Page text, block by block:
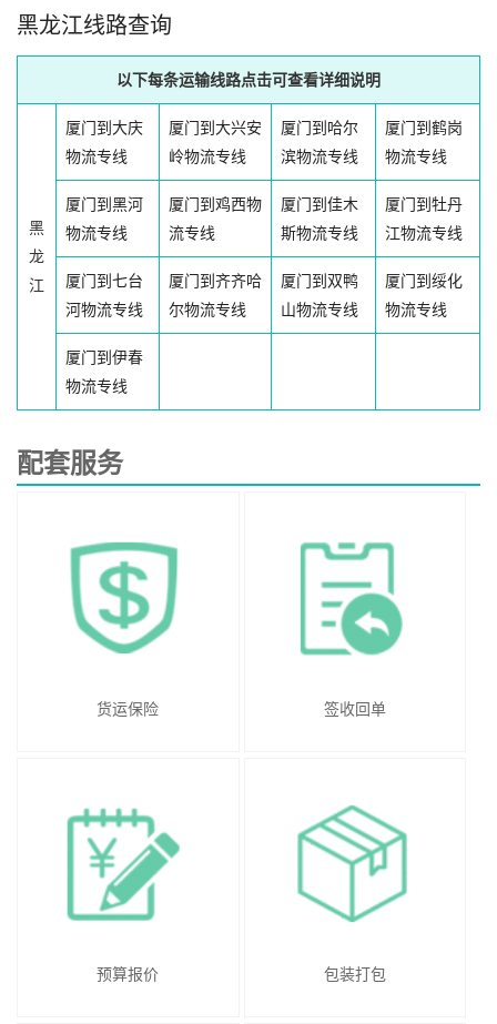
黑龙江线路查询
以下每条运输线路点击可查看详细说明
黑
龙
江
厦门到大庆
物流专线
厦门到大兴安
岭物流专线
厦门到哈尔
滨物流专线
厦门到鹤岗
物流专线
厦门到黑河
物流专线
厦门到鸡西物
流专线
厦门到佳木
斯物流专线
厦门到牡丹
江物流专线
厦门到七台
河物流专线
厦门到齐齐哈
尔物流专线
厦门到双鸭
山物流专线
厦门到绥化
物流专线
厦门到伊春
物流专线
配套服务
货运保险 签收回单
预算报价 包装打包